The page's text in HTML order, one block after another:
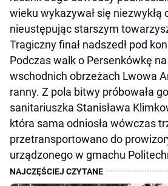
wieku wykazywał się niezwykłą
nieustępując starszym
Tragiczny finał nadszedł pod
Podczas walk o Persenkówkę
wschodnich obrzeżach Lwowa
ranny. Z pola bitwy próbowała
sanitariuszka Stanisława
która sama odniosła wówczas
przetransportowano do
urządzonego w gmachu